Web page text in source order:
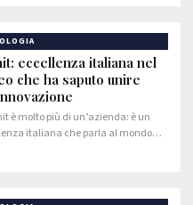
eccellenza italiana nel
che ha saputo unire
è molto più di un’azienda: è un
italiana che parla al mondo
della pietra naturale.